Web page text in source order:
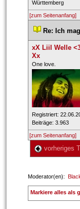
Württemberg
[zum Seitenanfang]
Re: Ich
xX Liil Welle
Xx
​One love.
Registriert:
Beiträge: 3.963
[zum Seitenanfang]
vorheriges
Moderator(en):
Markiere alles als